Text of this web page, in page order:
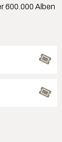
600.000 Alben